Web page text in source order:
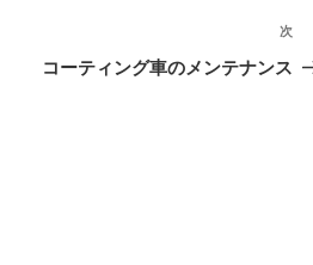
次
の
次
コーティング車のメンテナンス